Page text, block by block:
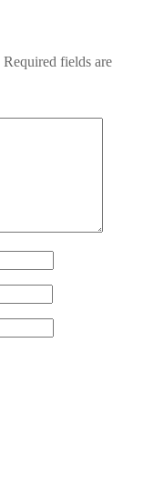
Required fields are